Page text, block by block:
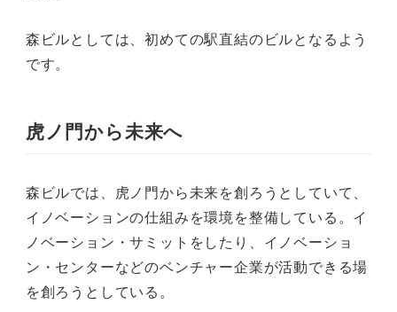
森ビルとしては、初めての駅直結のビルとなるよう
です。
虎ノ門から未来へ
森ビルでは、虎ノ門から未来を創ろうとしていて、
イノベーションの仕組みを環境を整備している。イ
ノベーション・サミットをしたり、イノベーショ
ン・センターなどのベンチャー企業が活動できる場
を創ろうとしている。